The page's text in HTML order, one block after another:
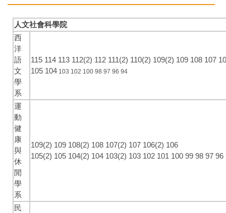
人文社會科學院
西
洋
語
文
學
系
115 114 113 112(2) 112 111(2) 110(2) 109(2) 109 108 107
105 104 103 102 100 98 97 96 94
運
動
健
康
與
休
閒
學
系
109(2) 109 108(2) 108 107(2) 107 106(2) 106
105(2) 105 104(2) 104 103(2) 103 102 101 100 99 98 97 96
民